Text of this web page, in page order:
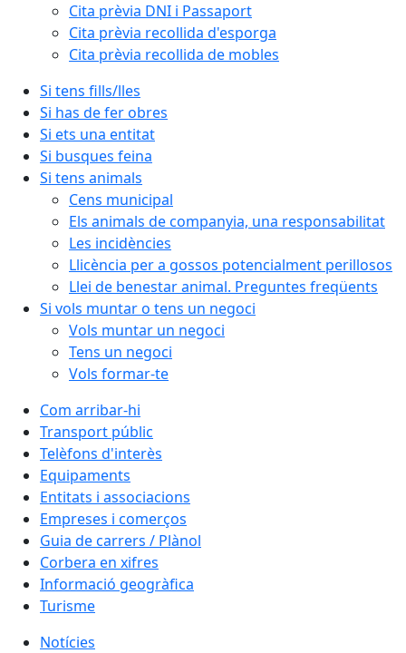
Cita prèvia DNI i Passaport
Cita prèvia recollida d'esporga
Cita prèvia recollida de mobles
Si tens fills/lles
Si has de fer obres
Si ets una entitat
Si busques feina
Si tens animals
Cens municipal
Els animals de companyia, una responsabilitat
Les incidències
Llicència per a gossos potencialment perillosos
Llei de benestar animal. Preguntes freqüents
Si vols muntar o tens un negoci
Vols muntar un negoci
Tens un negoci
Vols formar-te
Com arribar-hi
Transport públic
Telèfons d'interès
Equipaments
Entitats i associacions
Empreses i comerços
Guia de carrers / Plànol
Corbera en xifres
Informació geogràfica
Turisme
Notícies